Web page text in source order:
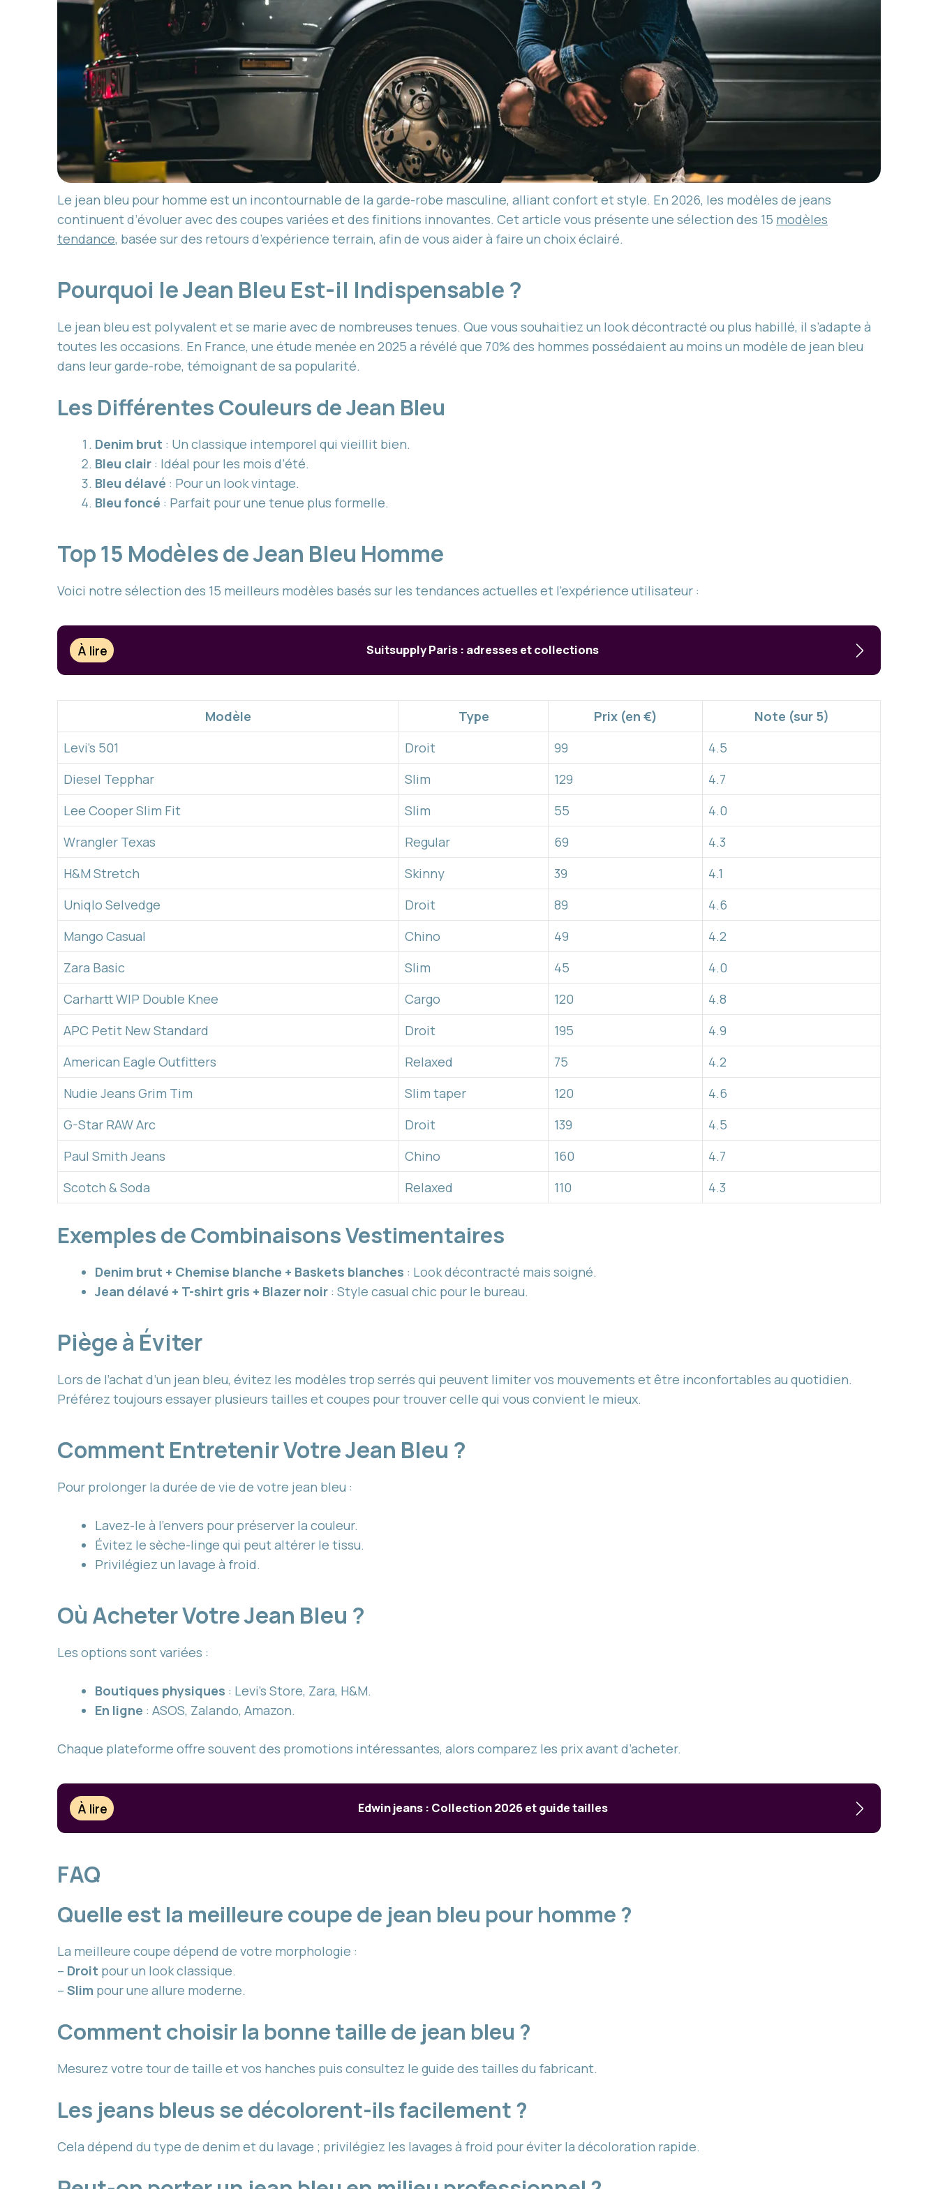
Le jean bleu pour homme est un incontournable de la garde-robe masculine, alliant confort et style. En 2026, les modèles de jeans
continuent d’évoluer avec des coupes variées et des finitions innovantes. Cet article vous présente une sélection des 15 modèles
tendance, basée sur des retours d’expérience terrain, afin de vous aider à faire un choix éclairé.
Pourquoi le Jean Bleu Est-il Indispensable ?
Le jean bleu est polyvalent et se marie avec de nombreuses tenues. Que vous souhaitiez un look décontracté ou plus habillé, il s’adapte à
toutes les occasions. En France, une étude menée en 2025 a révélé que 70% des hommes possédaient au moins un modèle de jean bleu
dans leur garde-robe, témoignant de sa popularité.
Les Différentes Couleurs de Jean Bleu
Denim brut : Un classique intemporel qui vieillit bien.
Bleu clair : Idéal pour les mois d’été.
Bleu délavé : Pour un look vintage.
Bleu foncé : Parfait pour une tenue plus formelle.
Top 15 Modèles de Jean Bleu Homme
Voici notre sélection des 15 meilleurs modèles basés sur les tendances actuelles et l’expérience utilisateur :
À lire Suitsupply Paris : adresses et collections
Modèle Type Prix (en €)
Note (sur 5)
Levi’s 501
Droit 99
4.5
Diesel Tepphar
Slim 129
4.7
Lee Cooper Slim Fit
Slim 55
4.0
Wrangler Texas
Regular 69
4.3
H&M Stretch
Skinny 39
4.1
Uniqlo Selvedge
Droit 89
4.6
Mango Casual
Chino 49
4.2
Zara Basic
Slim 45
4.0
Carhartt WIP Double Knee
Cargo 120
4.8
APC Petit New Standard
Droit 195
4.9
American Eagle Outfitters
Relaxed 75
4.2
Nudie Jeans Grim Tim
Slim taper 120
4.6
G-Star RAW Arc
Droit 139
4.5
Paul Smith Jeans
Chino 160
4.7
Scotch & Soda
Relaxed 110 4.3
Exemples de Combinaisons Vestimentaires
Denim brut + Chemise blanche + Baskets blanches : Look décontracté mais soigné.
Jean délavé + T-shirt gris + Blazer noir : Style casual chic pour le bureau.
Piège à Éviter
Lors de l’achat d’un jean bleu, évitez les modèles trop serrés qui peuvent limiter vos mouvements et être inconfortables au quotidien.
Préférez toujours essayer plusieurs tailles et coupes pour trouver celle qui vous convient le mieux.
Comment Entretenir Votre Jean Bleu ?
Pour prolonger la durée de vie de votre jean bleu :
Lavez-le à l’envers pour préserver la couleur.
Évitez le sèche-linge qui peut altérer le tissu.
Privilégiez un lavage à froid.
Où Acheter Votre Jean Bleu ?
Les options sont variées :
Boutiques physiques : Levi’s Store, Zara, H&M.
En ligne : ASOS, Zalando, Amazon.
Chaque plateforme offre souvent des promotions intéressantes, alors comparez les prix avant d’acheter.
À lire Edwin jeans : Collection 2026 et guide tailles
FAQ
Quelle est la meilleure coupe de jean bleu pour homme ?
La meilleure coupe dépend de votre morphologie :
– Droit pour un look classique.
– Slim pour une allure moderne.
Comment choisir la bonne taille de jean bleu ?
Mesurez votre tour de taille et vos hanches puis consultez le guide des tailles du fabricant.
Les jeans bleus se décolorent-ils facilement ?
Cela dépend du type de denim et du lavage ; privilégiez les lavages à froid pour éviter la décoloration rapide.